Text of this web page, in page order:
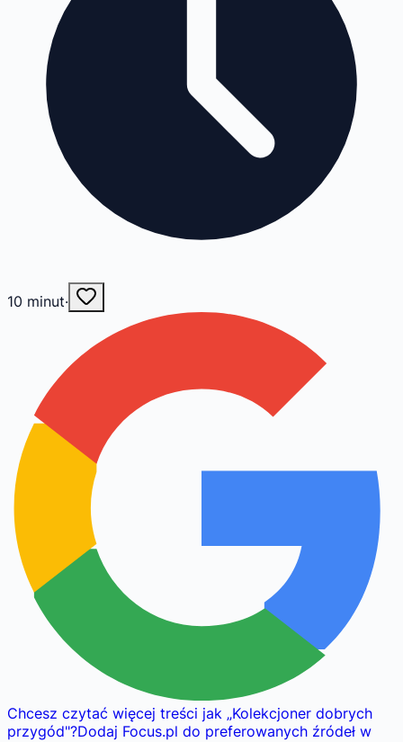
10 minut·
Chcesz czytać więcej treści jak „Kolekcjoner dobrych
przygód"?Dodaj Focus.pl do preferowanych źródeł w